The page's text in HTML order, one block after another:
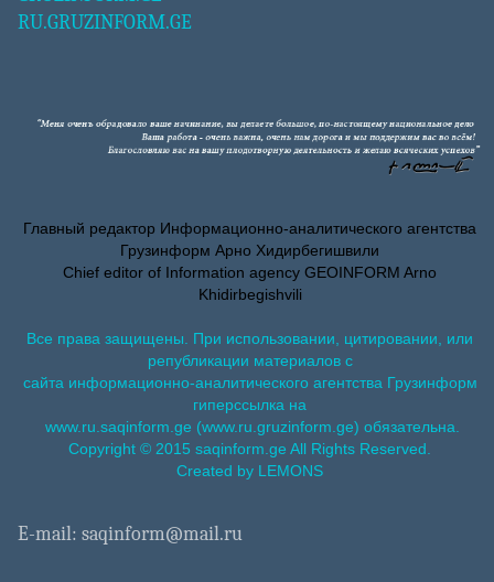
RU.GRUZINFORM.GE
Главный редактор Информационно-аналитического агентства
Грузинформ Арно Хидирбегишвили
Chief editor of Information agency GEOINFORM Arno
Khidirbegishvili
Все права защищены. При использовании, цитировании, или
републикации материалов с
сайта информационно-аналитического агентства Грузинформ
гиперссылка на
www.ru.saqinform.ge (www.ru.gruzinform.ge) обязательна.
Copyright © 2015 saqinform.ge All Rights Reserved.
Created by LEMONS
E-mail: saqinform@mail.ru